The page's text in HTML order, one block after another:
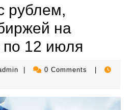
рублем,
на
по 12 июля
admin 0 Comments